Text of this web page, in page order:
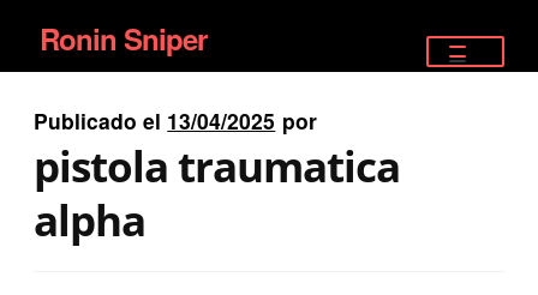
Ir
a
la
navegación
Ir
al
contenido
Ronin Sniper
EQUIPAMIENTO ÉLITE
PISTOLAS
Publicado el 13/04/2025 por
pistola traumatica
alpha